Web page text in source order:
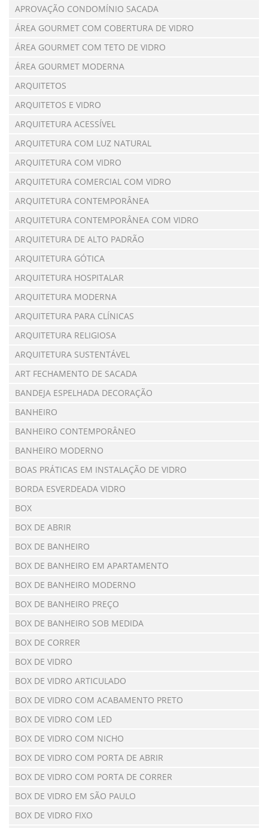
APROVAÇÃO CONDOMÍNIO SACADA
ÁREA GOURMET COM COBERTURA DE VIDRO
ÁREA GOURMET COM TETO DE VIDRO
ÁREA GOURMET MODERNA
ARQUITETOS
ARQUITETOS E VIDRO
ARQUITETURA ACESSÍVEL
ARQUITETURA COM LUZ NATURAL
ARQUITETURA COM VIDRO
ARQUITETURA COMERCIAL COM VIDRO
ARQUITETURA CONTEMPORÂNEA
ARQUITETURA CONTEMPORÂNEA COM VIDRO
ARQUITETURA DE ALTO PADRÃO
ARQUITETURA GÓTICA
ARQUITETURA HOSPITALAR
ARQUITETURA MODERNA
ARQUITETURA PARA CLÍNICAS
ARQUITETURA RELIGIOSA
ARQUITETURA SUSTENTÁVEL
ART FECHAMENTO DE SACADA
BANDEJA ESPELHADA DECORAÇÃO
BANHEIRO
BANHEIRO CONTEMPORÂNEO
BANHEIRO MODERNO
BOAS PRÁTICAS EM INSTALAÇÃO DE VIDRO
BORDA ESVERDEADA VIDRO
BOX
BOX DE ABRIR
BOX DE BANHEIRO
BOX DE BANHEIRO EM APARTAMENTO
BOX DE BANHEIRO MODERNO
BOX DE BANHEIRO PREÇO
BOX DE BANHEIRO SOB MEDIDA
BOX DE CORRER
BOX DE VIDRO
BOX DE VIDRO ARTICULADO
BOX DE VIDRO COM ACABAMENTO PRETO
BOX DE VIDRO COM LED
BOX DE VIDRO COM NICHO
BOX DE VIDRO COM PORTA DE ABRIR
BOX DE VIDRO COM PORTA DE CORRER
BOX DE VIDRO EM SÃO PAULO
BOX DE VIDRO FIXO